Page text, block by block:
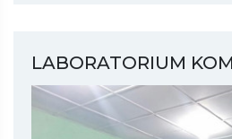
LABORATORIUM